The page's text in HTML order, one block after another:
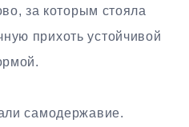
за которым стояла
прихоть устойчивой
самодержавие.